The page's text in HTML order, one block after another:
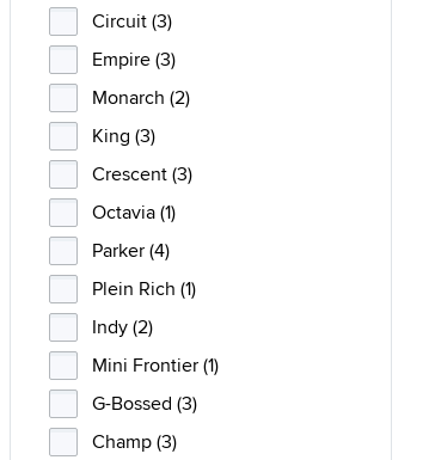
Circuit (3)
Empire (3)
Monarch (2)
King (3)
Crescent (3)
Octavia (1)
Parker (4)
Plein Rich (1)
Indy (2)
Mini Frontier (1)
G-Bossed (3)
Champ (3)